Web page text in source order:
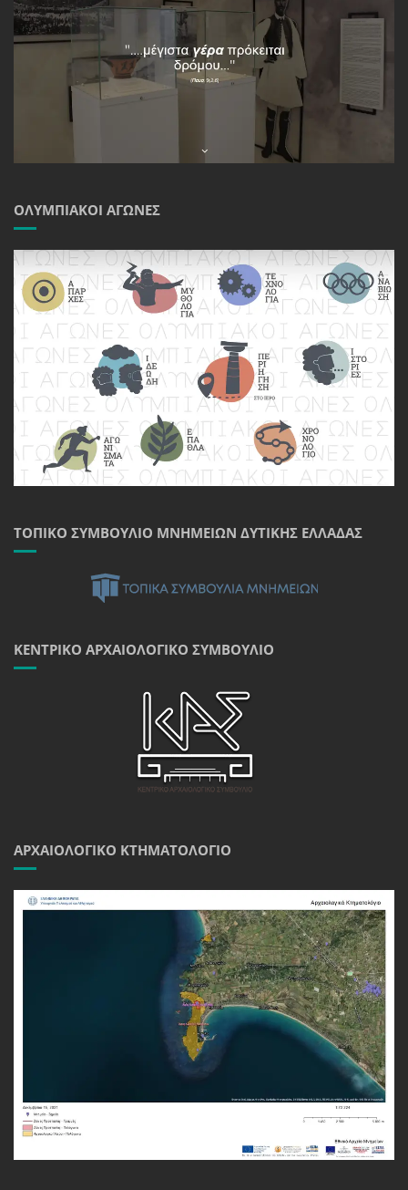
ΟΛΥΜΠΙΑΚΟΊ ΑΓΏΝΕΣ
ΤΟΠΙΚΌ ΣΥΜΒΟΎΛΙΟ ΜΝΗΜΕΊΩΝ ΔΥΤΙΚΉΣ ΕΛΛΆΔΑΣ
ΚΕΝΤΡΙΚΌ ΑΡΧΑΙΟΛΟΓΙΚΌ ΣΥΜΒΟΎΛΙΟ
ΑΡΧΑΙΟΛΟΓΙΚΌ ΚΤΗΜΑΤΟΛΌΓΙΟ